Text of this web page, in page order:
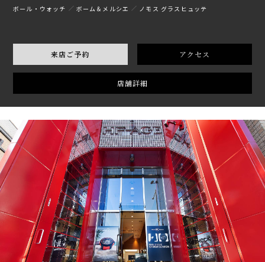
ボール・ウォッチ
ボーム＆メルシエ ノモス グラスヒュッテ
来店ご予約 アクセス
店舗詳細